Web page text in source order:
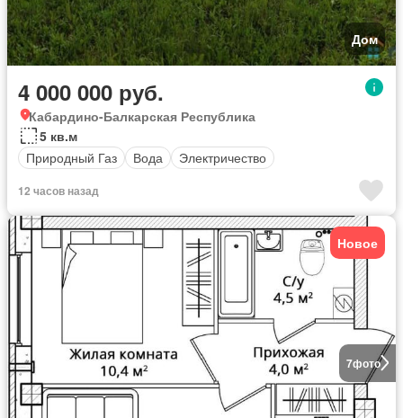
Дом
4 000 000 руб.
Кабардино-Балкарская Республика
5 кв.м
Природный Газ
Вода Электричество
12 часов назад
7фото
Новое